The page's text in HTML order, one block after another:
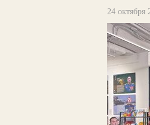
24 октября